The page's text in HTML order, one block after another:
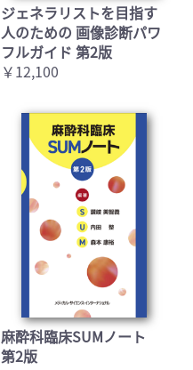
ジェネラリストを目指す
人のための 画像診断パワ
フルガイド 第2版
￥12,100
麻酔科臨床SUMノート
第2版